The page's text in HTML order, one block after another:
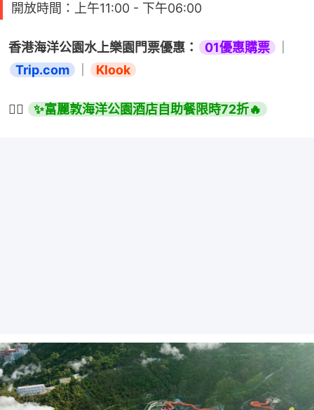
開放時間：上午11:00 - 下午06:00
香港海洋公園水上樂園門票優惠： 01優惠購票
Trip.com
Klook
👉🏻 ✨富麗敦海洋公園酒店自助餐限時72折🔥